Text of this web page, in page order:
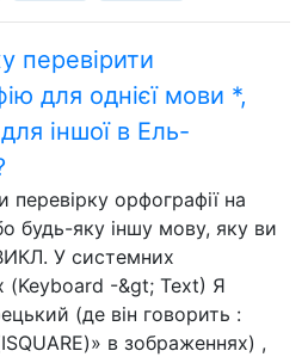
перевірити
для однієї мови *,
іншої в Ель-
перевірку орфографії на
будь-яку іншу мову, яку ви
У системних
(Keyboard -&gt; Text) Я
(де він говорить :
в зображеннях) ,